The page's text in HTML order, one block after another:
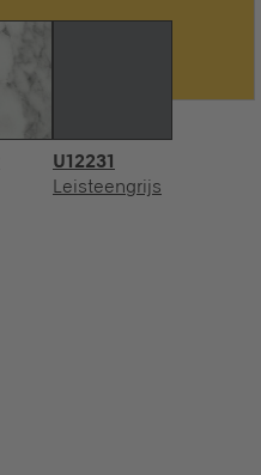
U12231
Leisteengrijs